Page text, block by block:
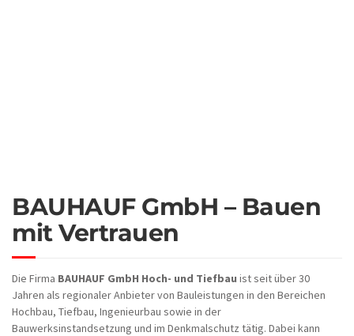
BAUHAUF GmbH – Bauen
mit Vertrauen
Die Firma BAUHAUF GmbH Hoch- und Tiefbau ist seit über 30
Jahren als regionaler Anbieter von Bauleistungen in den Bereichen
Hochbau, Tiefbau, Ingenieurbau sowie in der
Bauwerksinstandsetzung und im Denkmalschutz tätig. Dabei kann